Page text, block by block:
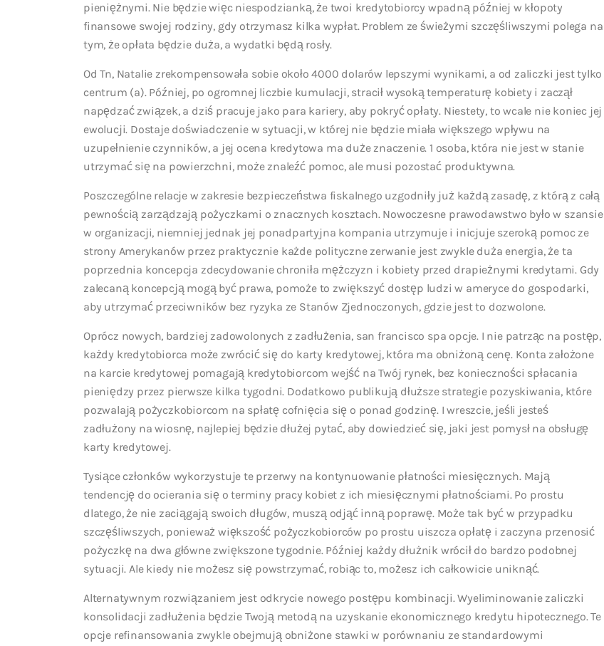
pieniężnymi. Nie będzie więc niespodzianką, że twoi kredytobiorcy wpadną później w kłopoty
finansowe swojej rodziny, gdy otrzymasz kilka wypłat. Problem ze świeżymi szczęśliwszymi polega na
tym, że opłata będzie duża, a wydatki będą rosły.
Od Tn, Natalie zrekompensowała sobie około 4000 dolarów lepszymi wynikami, a od zaliczki jest tylko
centrum (a). Później, po ogromnej liczbie kumulacji, stracił wysoką temperaturę kobiety i zaczął
napędzać związek, a dziś pracuje jako para kariery, aby pokryć opłaty. Niestety, to wcale nie koniec jej
ewolucji. Dostaje doświadczenie w sytuacji, w której nie będzie miała większego wpływu na
uzupełnienie czynników, a jej ocena kredytowa ma duże znaczenie. 1 osoba, która nie jest w stanie
utrzymać się na powierzchni, może znaleźć pomoc, ale musi pozostać produktywna.
Poszczególne relacje w zakresie bezpieczeństwa fiskalnego uzgodniły już każdą zasadę, z którą z całą
pewnością zarządzają pożyczkami o znacznych kosztach. Nowoczesne prawodawstwo było w szansie
w organizacji, niemniej jednak jej ponadpartyjna kompania utrzymuje i inicjuje szeroką pomoc ze
strony Amerykanów przez praktycznie każde polityczne zerwanie jest zwykle duża energia, że ​​ta
poprzednia koncepcja zdecydowanie chroniła mężczyzn i kobiety przed drapieżnymi kredytami. Gdy
zalecaną koncepcją mogą być prawa, pomoże to zwiększyć dostęp ludzi w ameryce do gospodarki,
aby utrzymać przeciwników bez ryzyka ze Stanów Zjednoczonych, gdzie jest to dozwolone.
Oprócz nowych, bardziej zadowolonych z zadłużenia, san francisco spa opcje. I nie patrząc na postęp,
każdy kredytobiorca może zwrócić się do karty kredytowej, która ma obniżoną cenę. Konta założone
na karcie kredytowej pomagają kredytobiorcom wejść na Twój rynek, bez konieczności spłacania
pieniędzy przez pierwsze kilka tygodni. Dodatkowo publikują dłuższe strategie pozyskiwania, które
pozwalają pożyczkobiorcom na spłatę cofnięcia się o ponad godzinę. I wreszcie, jeśli jesteś
zadłużony na wiosnę, najlepiej będzie dłużej pytać, aby dowiedzieć się, jaki jest pomysł na obsługę
karty kredytowej.
Tysiące członków wykorzystuje te przerwy na kontynuowanie płatności miesięcznych. Mają
tendencję do ocierania się o terminy pracy kobiet z ich miesięcznymi płatnościami. Po prostu
dlatego, że nie zaciągają swoich długów, muszą odjąć inną poprawę. Może tak być w przypadku
szczęśliwszych, ponieważ większość pożyczkobiorców po prostu uiszcza opłatę i zaczyna przenosić
pożyczkę na dwa główne zwiększone tygodnie. Później każdy dłużnik wrócił do bardzo podobnej
sytuacji. Ale kiedy nie możesz się powstrzymać, robiąc to, możesz ich całkowicie uniknąć.
Alternatywnym rozwiązaniem jest odkrycie nowego postępu kombinacji. Wyeliminowanie zaliczki
konsolidacji zadłużenia będzie Twoją metodą na uzyskanie ekonomicznego kredytu hipotecznego. Te
opcje refinansowania zwykle obejmują obniżone stawki w porównaniu ze standardowymi